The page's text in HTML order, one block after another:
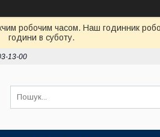
робочим часом. Наш годинник
години в суботу.
13-00